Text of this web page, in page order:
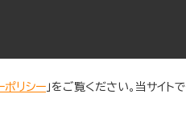
ポリシー 」をご覧ください。当サイトで